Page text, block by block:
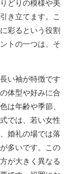
どりの模様や美
き立てます。こ
彩るという役割
トの一つは、そ
い袖が特徴です
体型や好みに合
は年齢や季節、
では、若い女性
婚礼の場では落
多いです。この
が大きく異なる